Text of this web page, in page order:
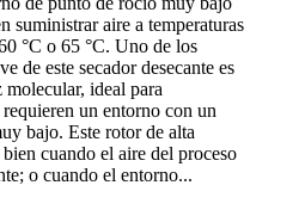
suministrar aire a temperaturas
°C o 65 °C. Uno de los
de este secador desecante es
ideal para
un entorno con un
bajo. Este rotor de alta
cuando el aire del proceso
o cuando el entorno...